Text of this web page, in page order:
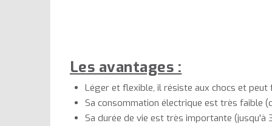
Les avantages :
Léger et flexible, il résiste aux chocs et
Sa consommation électrique est très faible
Sa durée de vie est très importante (jusqu'à